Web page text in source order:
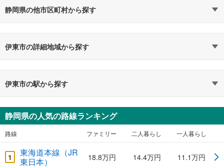
静岡県の他市区町村から探す
伊東市の詳細地域から探す
伊東市の駅から探す
静岡県の人気の路線ランキング
路線 ファミリー 二人暮らし 一人暮らし
1
東海道本線（JR
東日本）
18.8万円 14.4万円 11.1万円